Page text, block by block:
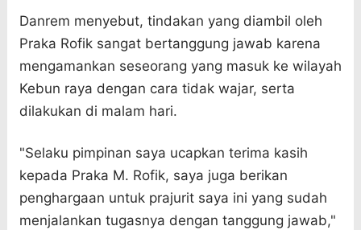
Danrem menyebut, tindakan yang diambil oleh
Praka Rofik sangat bertanggung jawab karena
mengamankan seseorang yang masuk ke wilayah
Kebun raya dengan cara tidak wajar, serta
dilakukan di malam hari.
"Selaku pimpinan saya ucapkan terima kasih
kepada Praka M. Rofik, saya juga berikan
penghargaan untuk prajurit saya ini yang sudah
menjalankan tugasnya dengan tanggung jawab,"